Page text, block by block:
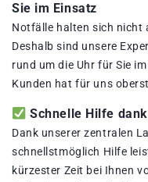
Sie im Einsatz
Notfälle halten sich nicht
Deshalb sind unsere
rund um die Uhr für Sie
Kunden hat für uns
Schnelle Hilfe
Dank unserer zentralen
schnellstmöglich Hilfe
kürzester Zeit bei Ihnen